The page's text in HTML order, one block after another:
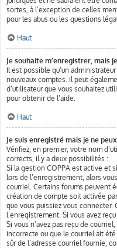
sortes, à l’exception de celles
pour les abus ou les questions
Haut
Je souhaite m’enregistrer, mais
Il est possible qu’un
nouveaux comptes. Il peut
d’utilisateur que vous souhaitez
pour obtenir de l’aide.
Haut
Je suis enregistré mais je ne
Vérifiez, en premier, votre nom
corrects, il y a deux possibilités :
Si la gestion COPPA est active et
lors de l’enregistrement, alors
courriel. Certains forums peuvent
création de compte soit activée
que vous puissiez vous
l’enregistrement. Si vous avez
Si vous n’avez pas reçu de
incorrecte ou que le courriel ait
sûr de l’adresse courriel fournie,